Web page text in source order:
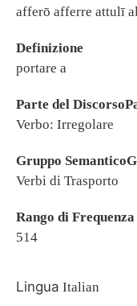
afferō afferre attulī
Definizione
portare a
Parte del
Verbo: Irregolare
Gruppo
Verbi di Trasporto
Rango di Frequenza
514
Lingua Italian